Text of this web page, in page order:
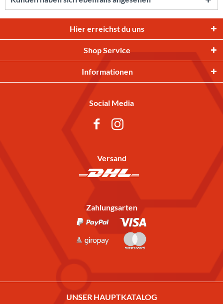
Hier erreichst du uns
Shop Service
Informationen
Social Media
Versand
Zahlungsarten
UNSER HAUPTKATALOG